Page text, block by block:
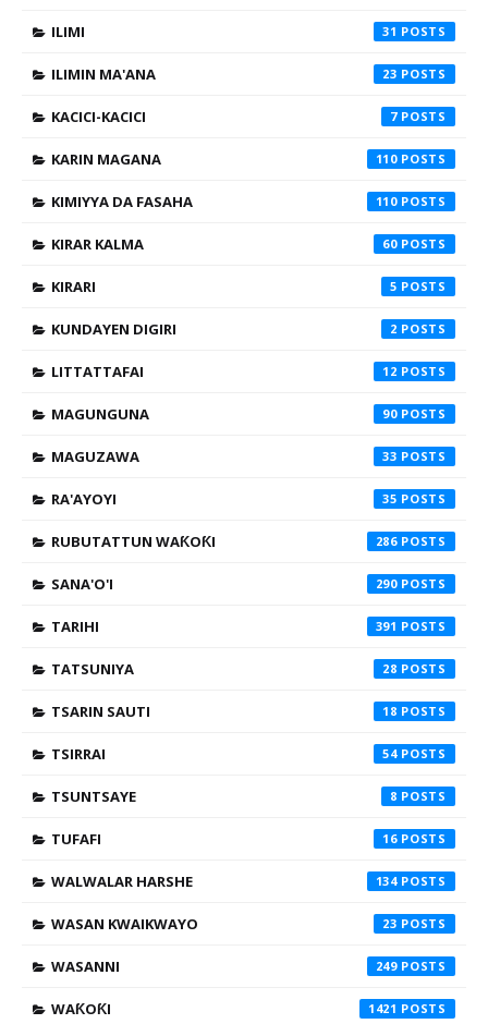
ILIMI 31
ILIMIN MA'ANA 23
KACICI-KACICI 7
KARIN MAGANA 110
KIMIYYA DA FASAHA 110
KIRAR KALMA 60
KIRARI 5
KUNDAYEN DIGIRI 2
LITTATTAFAI 12
MAGUNGUNA 90
MAGUZAWA 33
RA'AYOYI 35
RUBUTATTUN WAƘOƘI 286
SANA'O'I 290
TARIHI 391
TATSUNIYA 28
TSARIN SAUTI 18
TSIRRAI 54
TSUNTSAYE 8
TUFAFI 16
WALWALAR HARSHE 134
WASAN KWAIKWAYO 23
WASANNI 249
WAƘOƘI 1421